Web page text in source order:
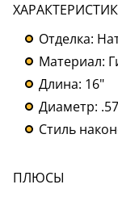
Отделка:
Материал:
Длина: 16"
Диаметр:
Стиль
ПЛЮСЫ